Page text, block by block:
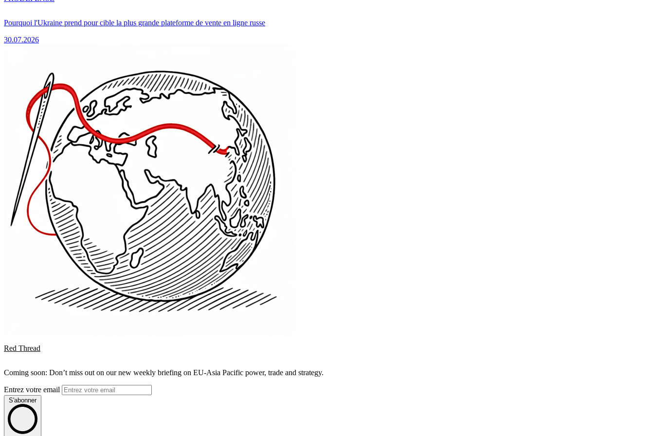
Pourquoi l'Ukraine prend pour cible la plus grande plateforme de vente en ligne russe
30.07.2026
Red Thread
Coming soon: Don’t miss out on our new weekly briefing on EU-Asia Pacific power, trade and strategy.
Entrez votre email
S'abonner